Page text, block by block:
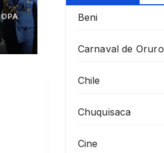
Beni
Carnaval de Oruro
Chile
Chuquisaca
Cine